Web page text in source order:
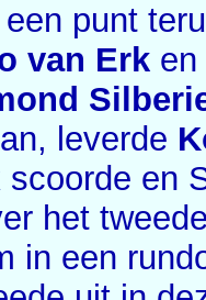
punt
van Erken
leverde
scoorde en
het
in een